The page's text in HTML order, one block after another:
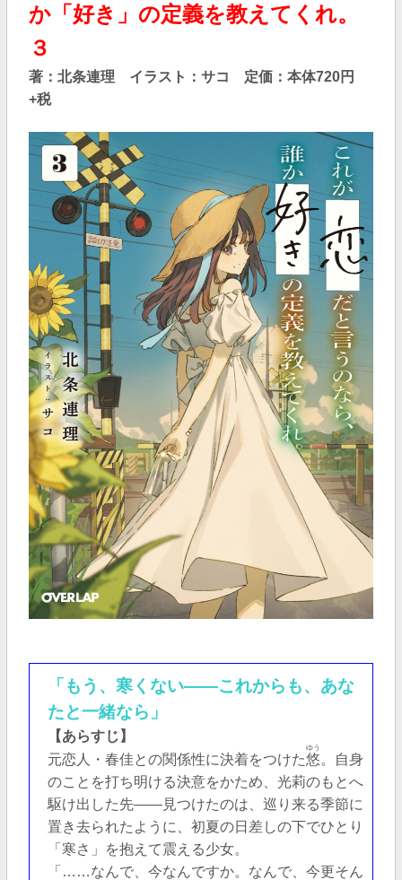
か「好き」の定義を教えてくれ。
３
著：北条連理 イラスト：サコ 定価：本体720円
+税
「もう、寒くない――これからも、あな
たと一緒なら」
【あらすじ】
元恋人・春佳との関係性に決着をつけた悠
ゆう
。自身
のことを打ち明ける決意をかため、光莉のもとへ
駆け出した先――見つけたのは、巡り来る季節に
置き去られたように、初夏の日差しの下でひとり
「寒さ」を抱えて震える少女。
「……なんで、今なんですか。なんで、今更そん